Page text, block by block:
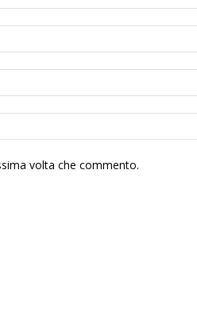
volta che commento.